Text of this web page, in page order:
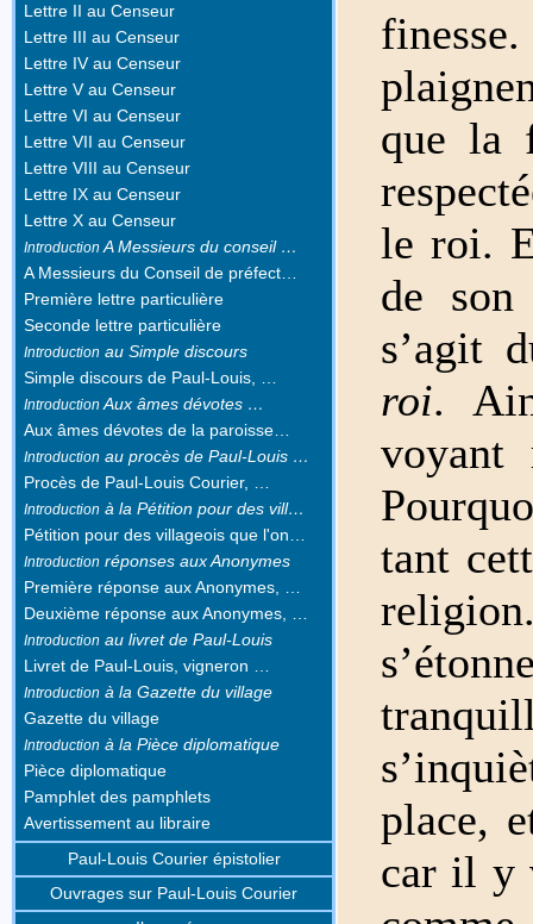
Lettre II au Censeur
Lettre III au Censeur
Lettre IV au Censeur
Lettre V au Censeur
Lettre VI au Censeur
Lettre VII au Censeur
Lettre VIII au Censeur
Lettre IX au Censeur
Lettre X au Censeur
Introduction A Messieurs du conseil …
A Messieurs du Conseil de préfect…
Première lettre particulière
Seconde lettre particulière
Introduction au Simple discours
Simple discours de Paul-Louis, …
Introduction Aux âmes dévotes …
Aux âmes dévotes de la paroisse…
Introduction au procès de Paul-Louis …
Procès de Paul-Louis Courier, …
Introduction à la Pétition pour des vill…
Pétition pour des villageois que l'on…
Introduction réponses aux Anonymes
Première réponse aux Anonymes, …
Deuxième réponse aux Anonymes, …
Introduction au livret de Paul-Louis
Livret de Paul-Louis, vigneron …
Introduction à la Gazette du village
Gazette du village
Introduction à la Pièce diplomatique
Pièce diplomatique
Pamphlet des pamphlets
Avertissement au libraire
Paul-Louis Courier épistolier
Ouvrages sur Paul-Louis Courier
que la
le roi.
de son
s’agit
roi.
voyant
tant
place,
car il y